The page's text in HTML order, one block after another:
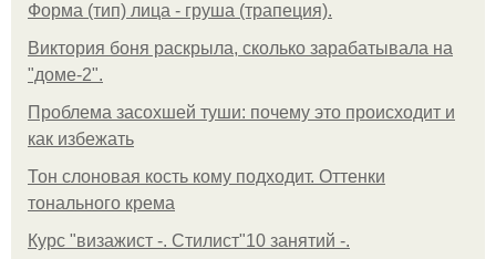
Форма (тип) лица - груша (трапеция).
Виктория боня раскрыла, сколько зарабатывала на
"доме-2".
Проблема засохшей туши: почему это происходит и
как избежать
Тон слоновая кость кому подходит. Оттенки
тонального крема
Курс "визажист -. Стилист"10 занятий -.